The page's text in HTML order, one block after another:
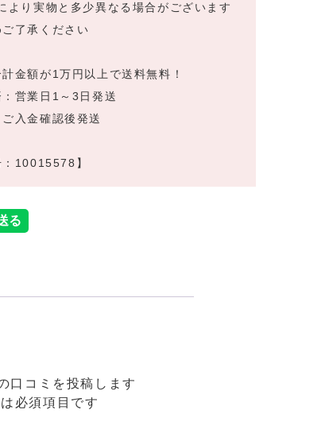
より実物と多少異なる場合がございます
了承ください
金額が1万円以上で送料無料！
営業日1～3日発送
入金確認後発送
：10015578】
口コミを投稿します
必須項目です